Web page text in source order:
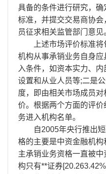
具备的条件进行研究，
标准，并提交交易商协
员征求相关监管部门意见
上述市场评价标准
机构从事承销业务自身
入条件，如资本实力、
设置和从业人员等;二是
度，即由相关市场成员
价。根据两个方面的评
务进入机构名单。
自2005年央行推出
格的主要是中资金融机
主承销业务资格一直被
构只有**证券